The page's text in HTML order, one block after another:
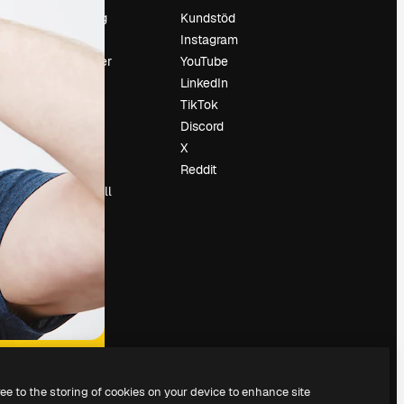
Prissättning
Om oss
Recensioner
Händelser
Slidesgo
Sälj innehåll
magnific.ai
Kundstöd
Instagram
YouTube
LinkedIn
TikTok
Discord
X
Reddit
to the storing of cookies on your device to enhance site